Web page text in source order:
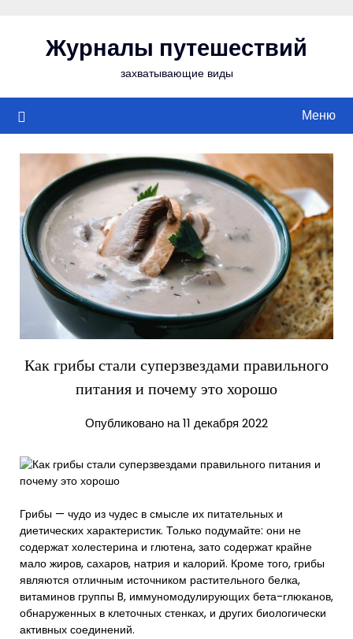
содержимомуЖурналы путешествий
захватывающие виды
Меню
Как грибы стали суперзвездами правильного
питания и почему это хорошо
Опубликовано на 11 декабря 2022
Грибы — чудо из чудес в смысле их питательных и
диетических характеристик. Только подумайте: они не
содержат холестерина и глютена, зато содержат крайне
мало жиров, сахаров, натрия и калорий. Кроме того, грибы
являются отличным источником растительного белка,
витаминов группы B, иммуномодулирующих бета-глюканов,
обнаруженных в клеточных стенках, и других биологически
активных соединений.